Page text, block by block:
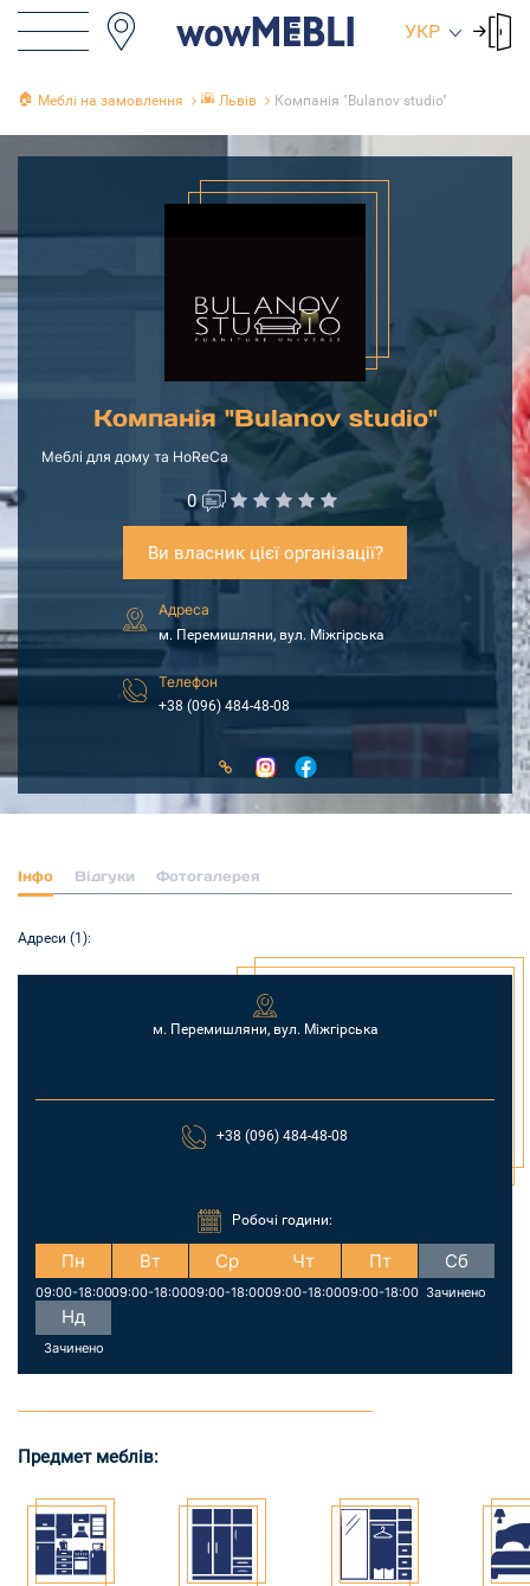
УКР
🏠 Меблі на замовлення 🌇 Львів Компанія "Bulanov studio"
Компанія "Bulanov studio"
Меблі для дому та HoReCa
0
Ви власник цієї організації?
Адреса
м. Перемишляни, вул. Міжгірська
Телефон
+38 (096) 484-48-08
Інфо Відгуки Фотогалерея
Адреси (1):
м. Перемишляни, вул. Міжгірська
+38 (096) 484-48-08
Робочі години:
Пн
09:00-18:00
Вт
09:00-18:00
Ср
09:00-18:00
Чт
09:00-18:00
Пт
09:00-18:00
Сб
Зачинено
Нд
Зачинено
Предмет меблів: